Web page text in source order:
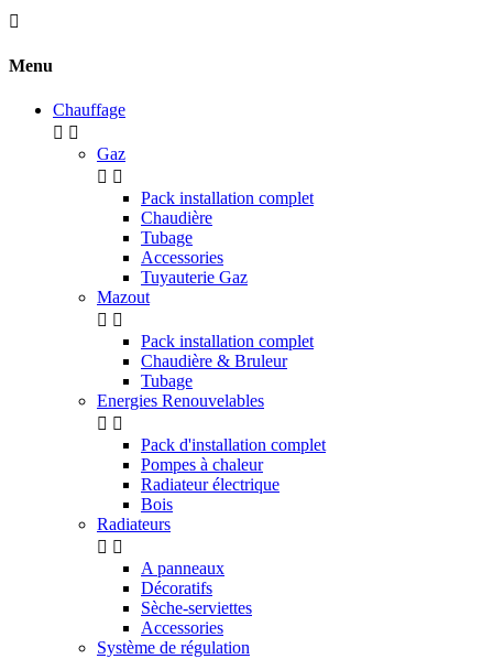

Menu
Chauffage
 
Gaz
 
Pack installation complet
Chaudière
Tubage
Accessories
Tuyauterie Gaz
Mazout
 
Pack installation complet
Chaudière & Bruleur
Tubage
Energies Renouvelables
 
Pack d'installation complet
Pompes à chaleur
Radiateur électrique
Bois
Radiateurs
 
A panneaux
Décoratifs
Sèche-serviettes
Accessories
Système de régulation